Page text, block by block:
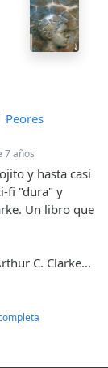
Peores
7 años
y hasta casi
fi "dura" y
Un libro que
C. Clarke...